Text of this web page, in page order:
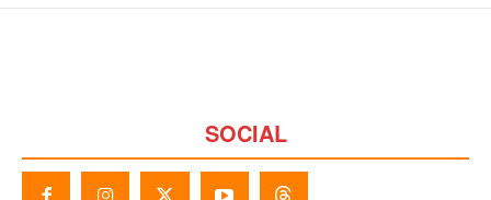
SOCIAL